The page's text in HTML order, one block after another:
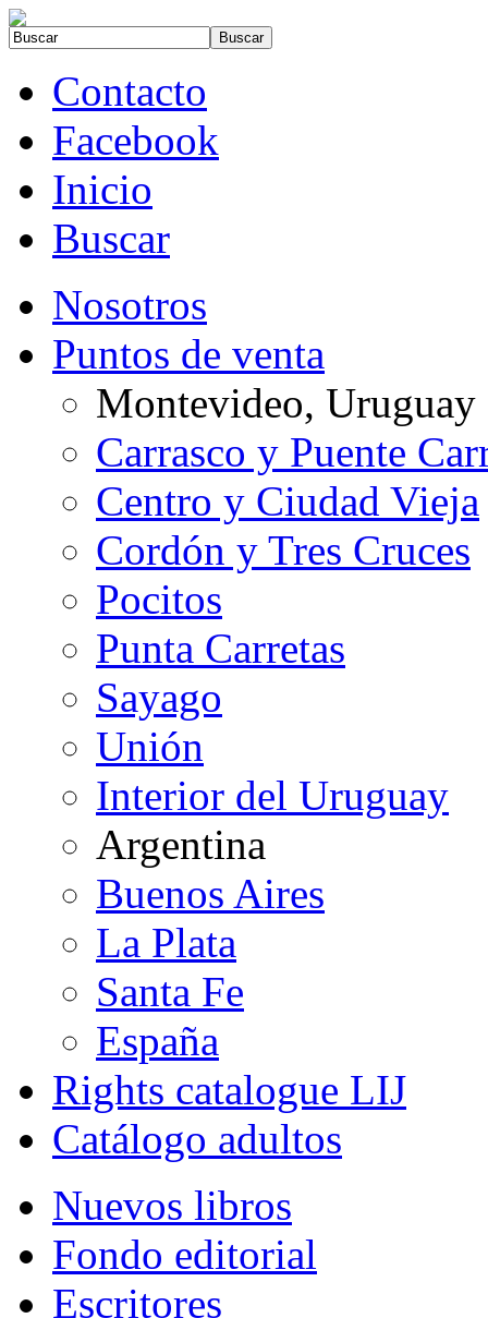
Contacto
Facebook
Inicio
Buscar
Nosotros
Puntos de venta
Montevideo, Uruguay
Carrasco y Puente
Centro y Ciudad Vieja
Cordón y Tres Cruces
Pocitos
Punta Carretas
Sayago
Unión
Interior del Uruguay
Argentina
Buenos Aires
La Plata
Santa Fe
España
Rights catalogue LIJ
Catálogo adultos
Nuevos libros
Fondo editorial
Escritores